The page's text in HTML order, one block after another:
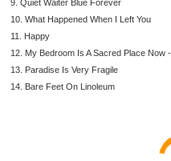
9. Quiet Waiter Blue Forever
10. What Happened When I Left You
11. Happy
12. My Bedroom Is A Sacred Place Now
13. Paradise Is Very Fragile
14. Bare Feet On Linoleum